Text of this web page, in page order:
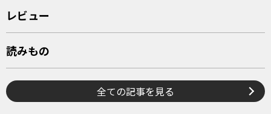
レビュー
読みもの
全ての記事を見る